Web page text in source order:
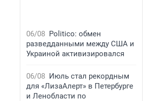
06/08 Politico: обмен
разведданными между США и
Украиной активизировался
06/08 Июль стал рекордным
для «ЛизаАлерт» в Петербурге
и Ленобласти по